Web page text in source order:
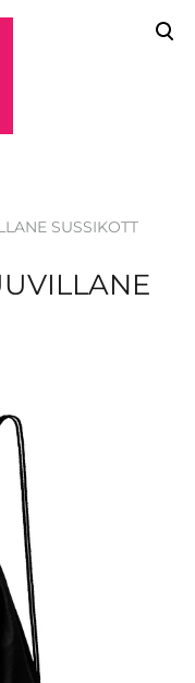
SUSSIKOTT